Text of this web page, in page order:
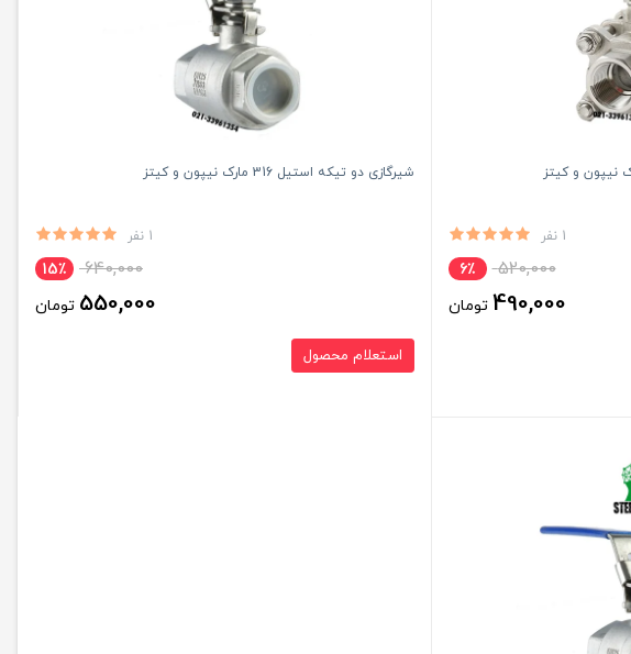
1 نفر
520,000 6٪
490,000 تومان
شیرگازی دو تیکه استیل 316 مارک نیپون و کیتز
1 نفر
640,000 15٪
550,000 تومان
استعلام محصول